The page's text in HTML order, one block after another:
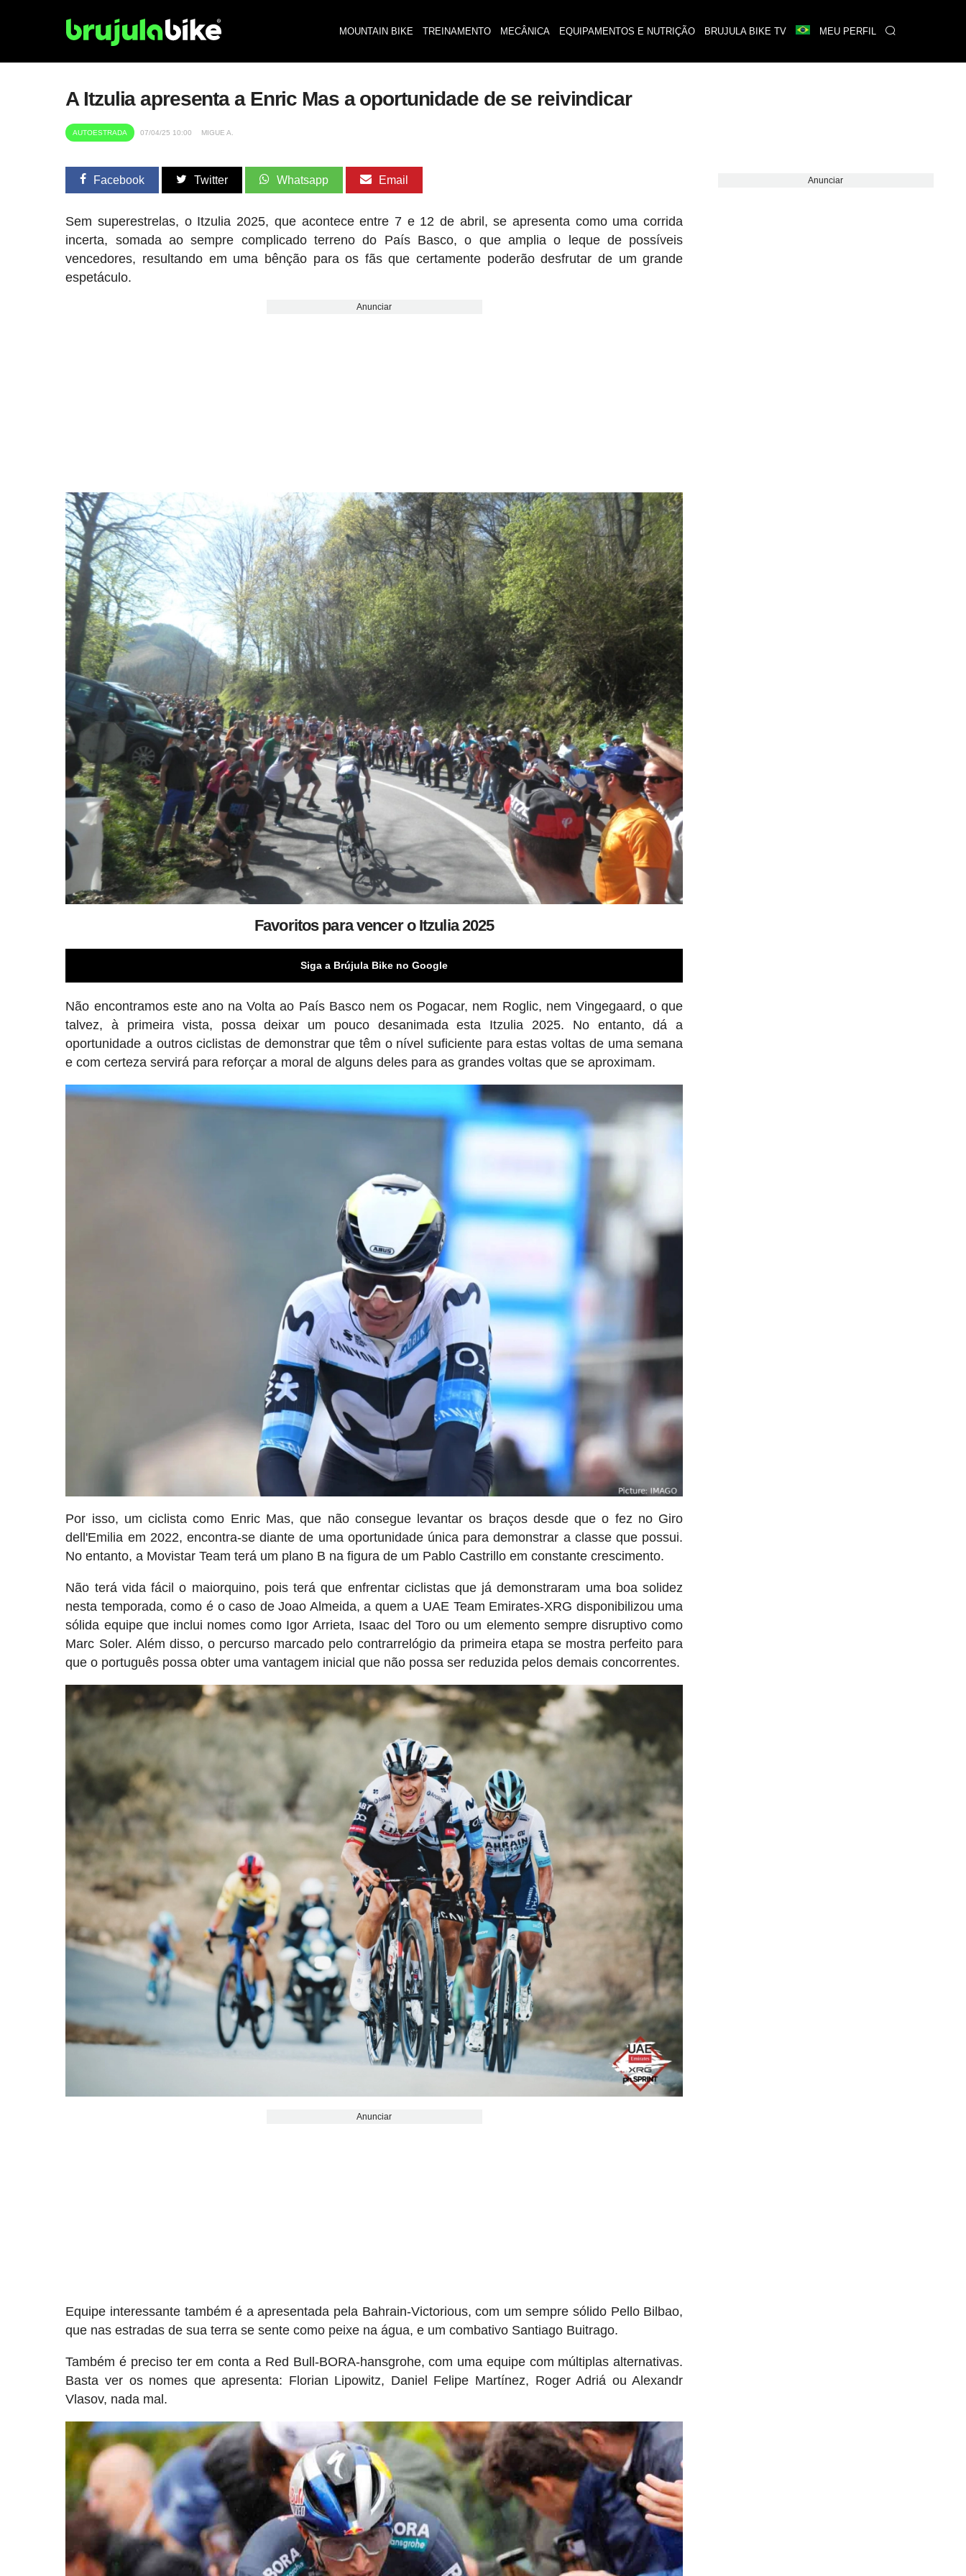
MOUNTAIN BIKE TREINAMENTO MECÂNICA EQUIPAMENTOS E NUTRIÇÃO BRUJULA BIKE TV MEU PERFIL
A Itzulia apresenta a Enric Mas a oportunidade de se reivindicar
AUTOESTRADA 07/04/25 10:00 MIGUE A.
Facebook Twitter Whatsapp Email
Sem superestrelas, o Itzulia 2025, que acontece entre 7 e 12 de abril, se apresenta como uma corrida
incerta, somada ao sempre complicado terreno do País Basco, o que amplia o leque de possíveis
vencedores, resultando em uma bênção para os fãs que certamente poderão desfrutar de um grande
espetáculo.
Anunciar
Favoritos para vencer o Itzulia 2025
Siga a Brújula Bike no Google
Não encontramos este ano na Volta ao País Basco nem os Pogacar, nem Roglic, nem Vingegaard, o que
talvez, à primeira vista, possa deixar um pouco desanimada esta Itzulia 2025. No entanto, dá a
oportunidade a outros ciclistas de demonstrar que têm o nível suficiente para estas voltas de uma semana
e com certeza servirá para reforçar a moral de alguns deles para as grandes voltas que se aproximam.
Por isso, um ciclista como Enric Mas, que não consegue levantar os braços desde que o fez no Giro
dell'Emilia em 2022, encontra-se diante de uma oportunidade única para demonstrar a classe que possui.
No entanto, a Movistar Team terá um plano B na figura de um Pablo Castrillo em constante crescimento.
Não terá vida fácil o maiorquino, pois terá que enfrentar ciclistas que já demonstraram uma boa solidez
nesta temporada, como é o caso de Joao Almeida, a quem a UAE Team Emirates-XRG disponibilizou uma
sólida equipe que inclui nomes como Igor Arrieta, Isaac del Toro ou um elemento sempre disruptivo como
Marc Soler. Além disso, o percurso marcado pelo contrarrelógio da primeira etapa se mostra perfeito para
que o português possa obter uma vantagem inicial que não possa ser reduzida pelos demais concorrentes.
Anunciar
Equipe interessante também é a apresentada pela Bahrain-Victorious, com um sempre sólido Pello Bilbao,
que nas estradas de sua terra se sente como peixe na água, e um combativo Santiago Buitrago.
Também é preciso ter em conta a Red Bull-BORA-hansgrohe, com uma equipe com múltiplas alternativas.
Basta ver os nomes que apresenta: Florian Lipowitz, Daniel Felipe Martínez, Roger Adriá ou Alexandr
Vlasov, nada mal.
Anunciar